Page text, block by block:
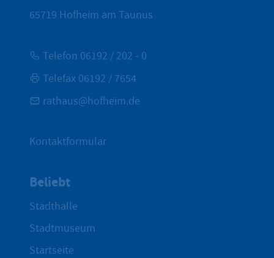
65719 Hofheim am Taunus
Telefon 06192 / 202 - 0
Telefax 06192 / 7654
rathaus@hofheim.de
Kontaktformular
Beliebt
Stadthalle
Stadtmuseum
Startseite